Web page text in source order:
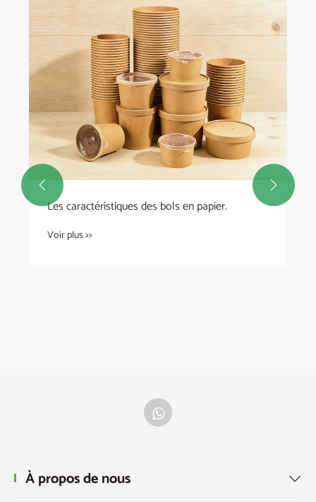
Les caractéristiques des bols en papier.
Voir plus >>
 
À propos de nous 